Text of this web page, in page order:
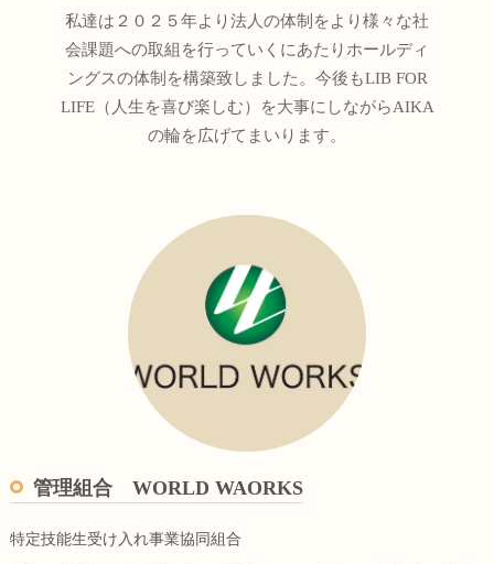
私達は２０２５年より法人の体制をより様々な社
会課題への取組を行っていくにあたりホールディ
ングスの体制を構築致しました。今後もLIB FOR
LIFE（人生を喜び楽しむ）を大事にしながらAIKA
の輪を広げてまいります。
管理組合 WORLD WAORKS
特定技能生受け入れ事業協同組合